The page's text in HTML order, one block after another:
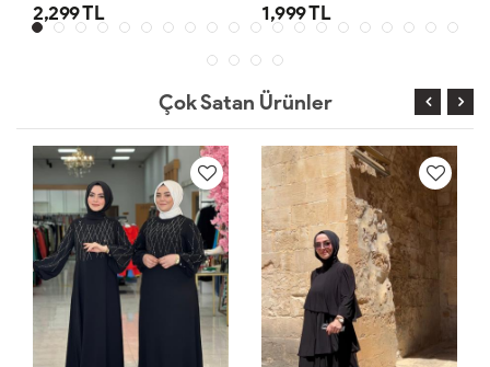
2,299 TL 1,999 TL
Çok Satan Ürünler